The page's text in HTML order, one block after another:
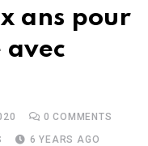
ans pour
avec
0 COMMENTS
6 YEARS AGO